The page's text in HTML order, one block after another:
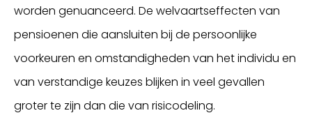
worden genuanceerd. De welvaartseffecten van
pensioenen die aansluiten bij de persoonlijke
voorkeuren en omstandigheden van het individu en
van verstandige keuzes blijken in veel gevallen
groter te zijn dan die van risicodeling.